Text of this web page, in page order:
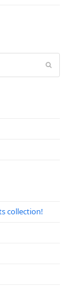
collection!